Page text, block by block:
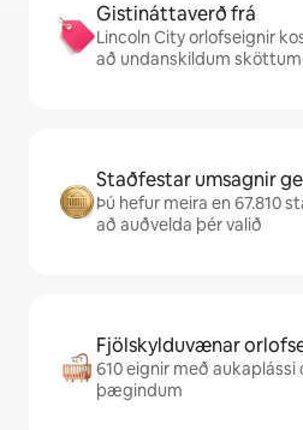
Gistináttaverð frá
Lincoln City orlofseignir
að undanskildum
Staðfestar umsagnir
Þú hefur meira en 67.810
að auðvelda þér valið
Fjölskylduvænar
610 eignir með
þægindum